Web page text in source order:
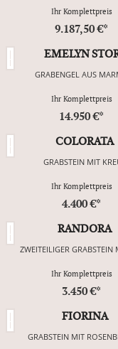
Ihr Komplettpreis
9.187,50 €*
EMELYN
GRABENGEL AUS
Ihr Komplettpreis
14.950 €*
COLORATA
GRABSTEIN MIT
Ihr Komplettpreis
4.400 €*
RANDORA
ZWEITEILIGER GRABSTEIN
Ihr Komplettpreis
3.450 €*
FIORINA
GRABSTEIN MIT